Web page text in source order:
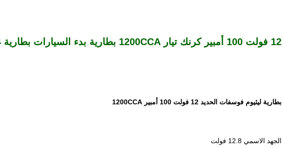
12 فولت 100 أمبير كرنك تيار 1200CCA بطارية بدء السيارات بطارية LiFePO4
بطارية ليثيوم فوسفات الحديد 12 فولت 100 أمبير 1200CCA
الجهد الاسمي 12.8 فولت